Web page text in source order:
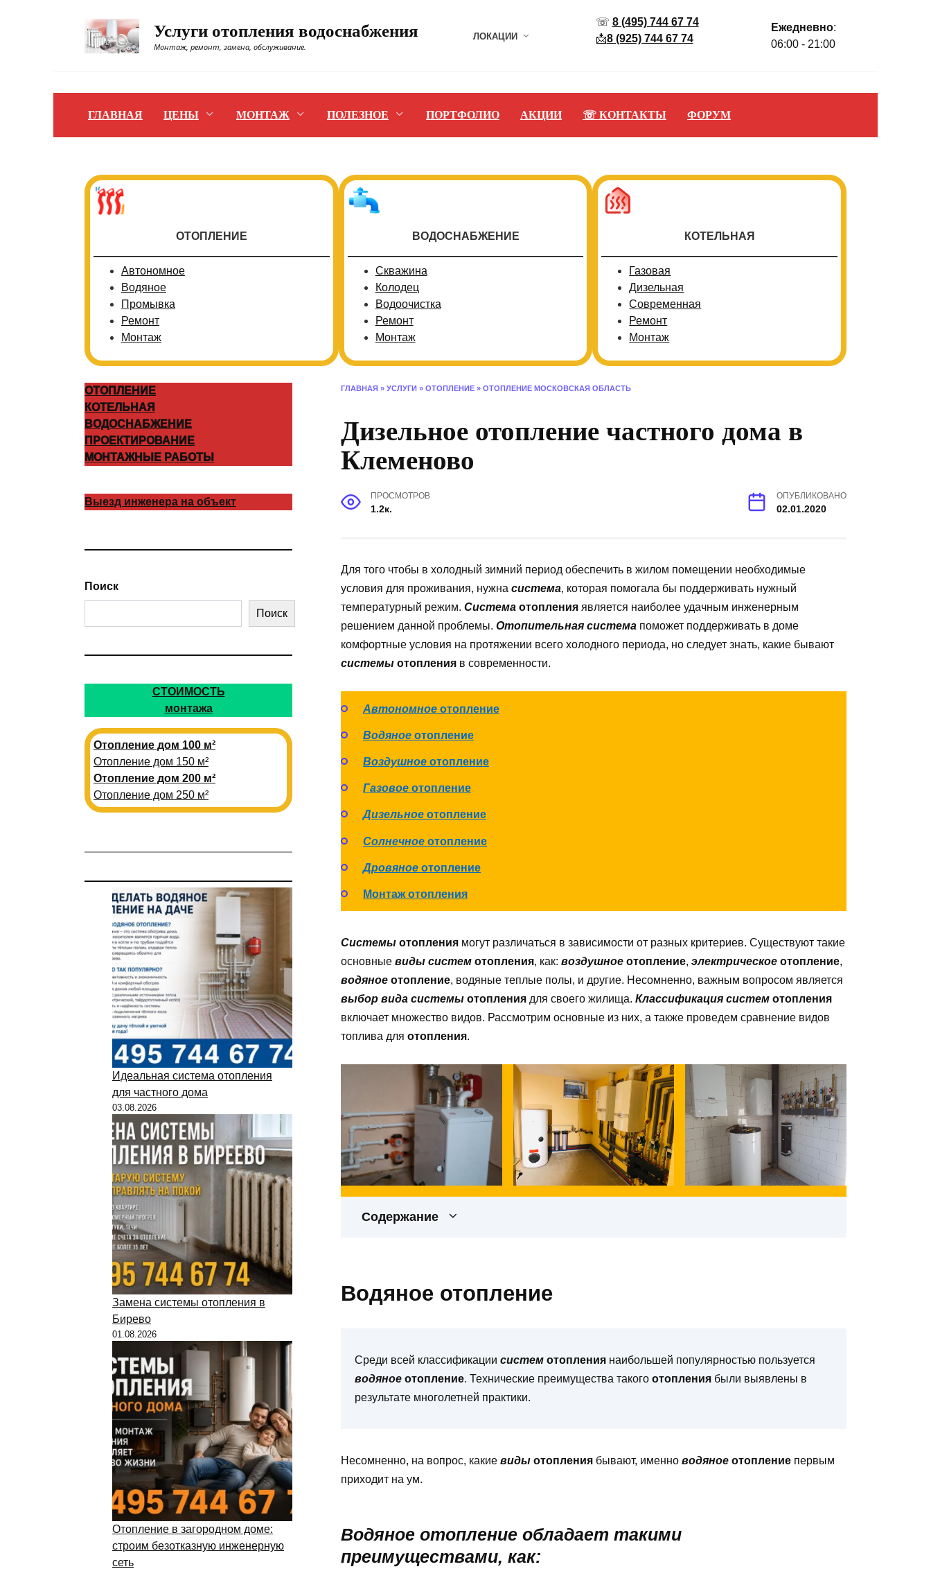
Услуги отопления водоснабжения
Монтаж, ремонт, замена, обслуживание.
ЛОКАЦИИ
☏ 8 (495) 744 67 74
📩8 (925) 744 67 74
Ежедневно:
06:00 - 21:00
ГЛАВНАЯ ЦЕНЫ МОНТАЖ ПОЛЕЗНОЕ ПОРТФОЛИО АКЦИИ ☏ КОНТАКТЫ ФОРУМ
ОТОПЛЕНИЕ
Автономное
Водяное
Промывка
Ремонт
Монтаж
ВОДОСНАБЖЕНИЕ
Скважина
Колодец
Водоочистка
Ремонт
Монтаж
КОТЕЛЬНАЯ
Газовая
Дизельная
Современная
Ремонт
Монтаж
ГЛАВНАЯ » УСЛУГИ » ОТОПЛЕНИЕ » ОТОПЛЕНИЕ МОСКОВСКАЯ ОБЛАСТЬ
Дизельное отопление частного дома в
Клеменово
ПРОСМОТРОВ
1.2к.
ОПУБЛИКОВАНО
02.01.2020
Для того чтобы в холодный зимний период обеспечить в жилом помещении необходимые
условия для проживания, нужна система, которая помогала бы поддерживать нужный
температурный режим. Система отопления является наиболее удачным инженерным
решением данной проблемы. Отопительная система поможет поддерживать в доме
комфортные условия на протяжении всего холодного периода, но следует знать, какие бывают
системы отопления в современности.
Автономное отопление
Водяное отопление
Воздушное отопление
Газовое отопление
Дизельное отопление
Солнечное отопление
Дровяное отопление
Монтаж отопления
Системы отопления могут различаться в зависимости от разных критериев. Существуют такие
основные виды систем отопления, как: воздушное отопление, электрическое отопление,
водяное отопление, водяные теплые полы, и другие. Несомненно, важным вопросом является
выбор вида системы отопления для своего жилища. Классификация систем отопления
включает множество видов. Рассмотрим основные из них, а также проведем сравнение видов
топлива для отопления.
Содержание
Водяное отопление
Среди всей классификации систем отопления наибольшей популярностью пользуется
водяное отопление. Технические преимущества такого отопления были выявлены в
результате многолетней практики.
Несомненно, на вопрос, какие виды отопления бывают, именно водяное отопление первым
приходит на ум.
Водяное отопление обладает такими
преимуществами, как:
ОТОПЛЕНИЕ
КОТЕЛЬНАЯ
ВОДОСНАБЖЕНИЕ
ПРОЕКТИРОВАНИЕ
МОНТАЖНЫЕ РАБОТЫ
Выезд инженера на объект
Поиск
Поиск
СТОИМОСТЬ
монтажа
Отопление дом 100 м²
Отопление дом 150 м²
Отопление дом 200 м²
Отопление дом 250 м²
Идеальная система отопления
для частного дома
03.08.2026
Замена системы отопления в
Бирево
01.08.2026
Отопление в загородном доме:
строим безотказную инженерную
сеть